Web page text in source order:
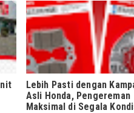
Lebih Pasti dengan
Asli Honda, Pengereman
Maksimal di Segala